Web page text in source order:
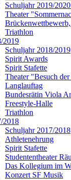
Schuljahr 2019/
Theater
Triathlon
2019
Schuljahr 2018/2019
Spirit Awards
Spirit Stafette
Theater "Besuch
Langlauftag
Bundesrätin Viola
Freestyle-Halle
Triathlon
2018
Schuljahr 2017/2018
Athletenehrung
Spirit Stafette
Studententheater
Das Kollegium im
Konzert SF Musik